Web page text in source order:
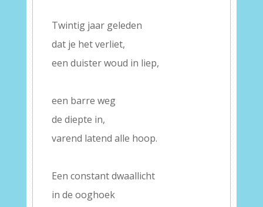
Twintig jaar geleden
dat je het verliet,
een duister woud in liep,
een barre weg
de diepte in,
varend latend alle hoop.
Een constant dwaallicht
in de ooghoek